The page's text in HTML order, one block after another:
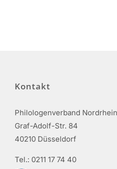
Kontakt
Philologenverband
Graf-Adolf-Str. 84
40210 Düsseldorf
Tel.: 0211 17 74 40